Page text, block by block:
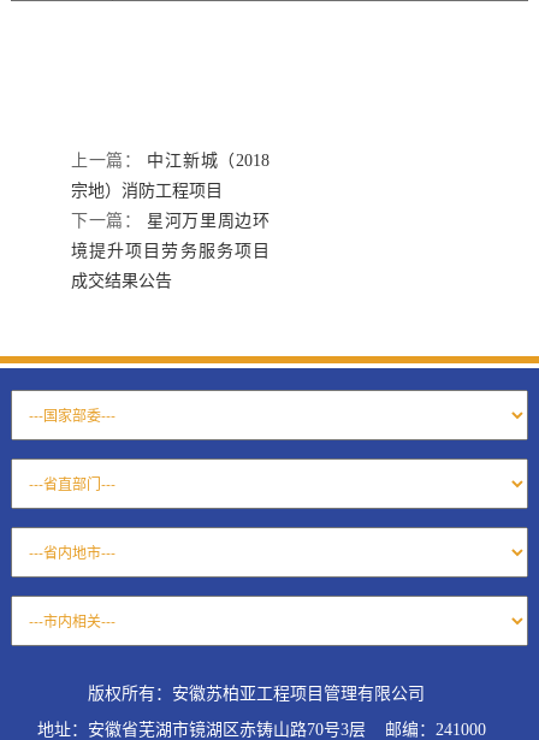
上一篇： 中江新城（2018
宗地）消防工程项目
下一篇： 星河万里周边环
境提升项目劳务服务项目
成交结果公告
版权所有：安徽苏柏亚工程项目管理有限公司
地址：安徽省芜湖市镜湖区赤铸山路70号3层 邮编：241000